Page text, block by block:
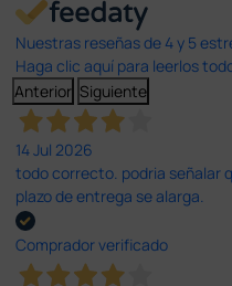
Nuestras reseñas de 4 y 5
Haga clic aquí para leerlos
Anterior Siguiente
14 Jul 2026
todo correcto. podria señalar
plazo de entrega se alarga.
Comprador verificado